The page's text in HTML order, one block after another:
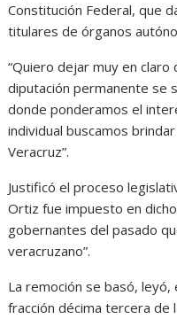
Constitución Federal, que
titulares de órganos
“Quiero dejar muy en
diputación permanente se
donde ponderamos el
individual buscamos
Veracruz”.
Justificó el proceso
Ortiz fue impuesto en
gobernantes del pasado
veracruzano”.
La remoción se basó,
fracción décima tercera de